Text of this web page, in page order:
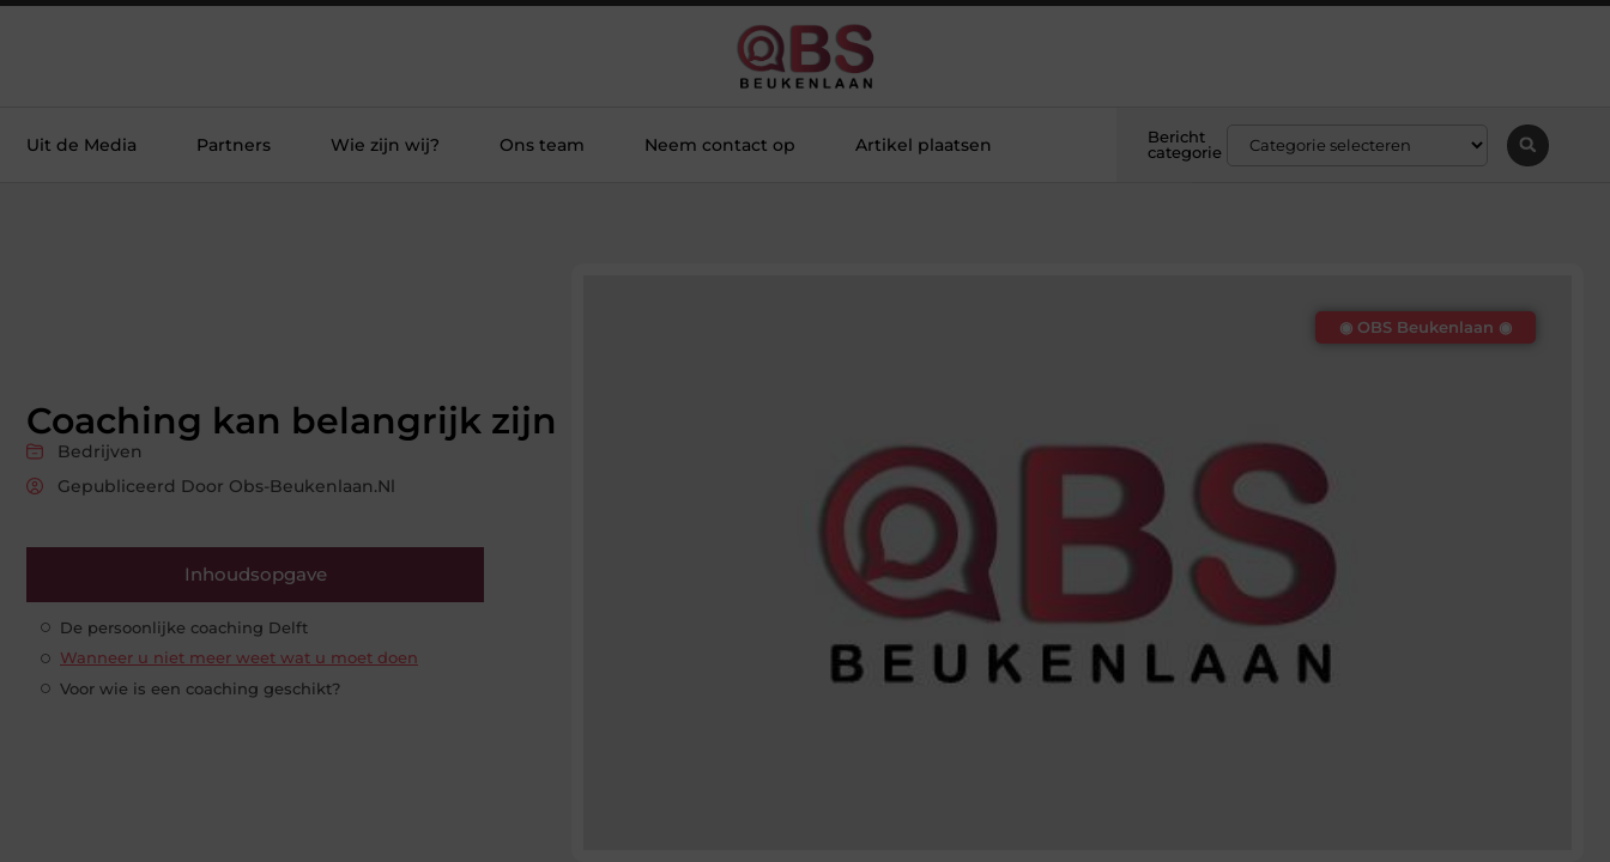
Uit de Media Partners Wie zijn wij? Ons team Neem contact op Artikel plaatsen
Bericht
categorie
Coaching kan belangrijk zijn
Bedrijven
Gepubliceerd Door Obs-Beukenlaan.nl
Inhoudsopgave
De persoonlijke coaching Delft
Wanneer u niet meer weet wat u moet doen
Voor wie is een coaching geschikt?
◉ OBS Beukenlaan ◉